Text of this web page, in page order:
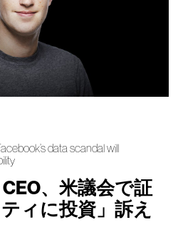
data scandal will
、米議会で証
ィに投資」訴え